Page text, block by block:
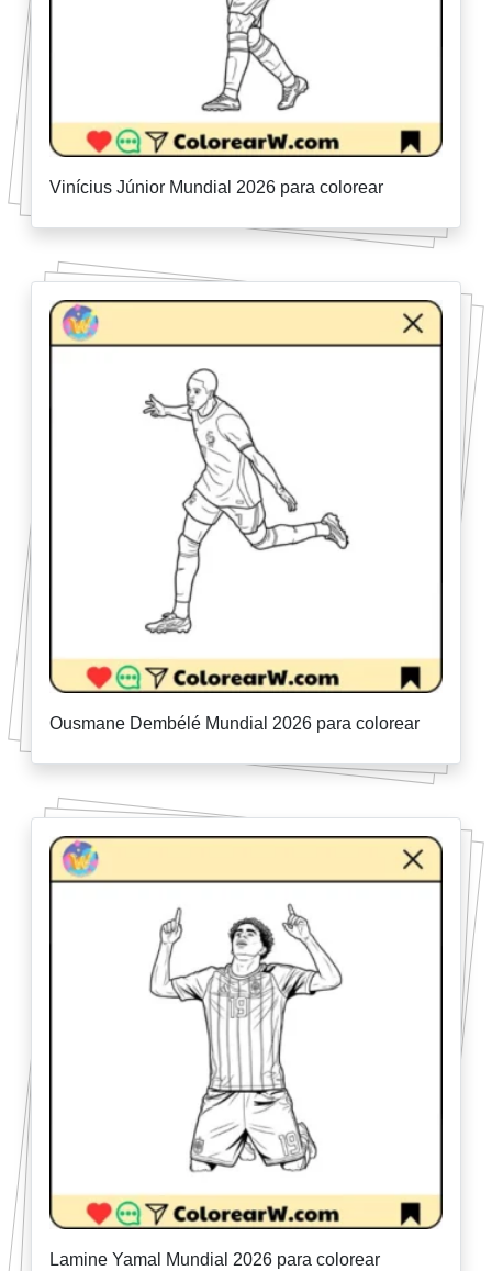
Vinícius Júnior Mundial 2026 para colorear
Ousmane Dembélé Mundial 2026 para colorear
Lamine Yamal Mundial 2026 para colorear